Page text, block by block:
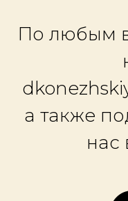
По любым
а также
нас